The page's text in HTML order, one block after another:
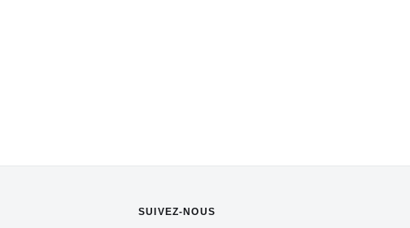
SUIVEZ-NOUS